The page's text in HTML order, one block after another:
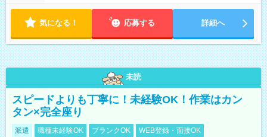
気になる！ 応募する 詳細へ
未読
スピードよりも丁寧に！未経験OK！作業はカン
タン×完全座り
派遣 職種未経験OK ブランクOK WEB登録・面接OK